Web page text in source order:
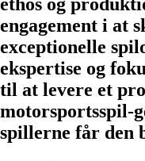
engagement i at
exceptionelle
ekspertise og
til at levere et
motorsportsspil-
spillerne får den